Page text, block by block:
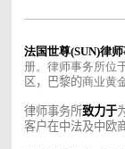
法国世尊(SUN)律
册。律师事务所位
区，巴黎的商业黄
律师事务所致力于
客户在中法及中欧